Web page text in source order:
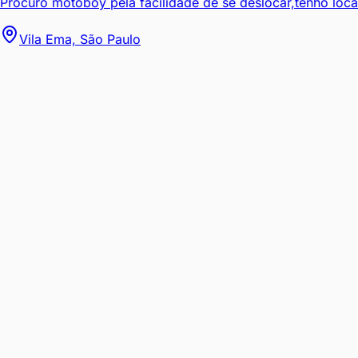
Vila Ema, São Paulo